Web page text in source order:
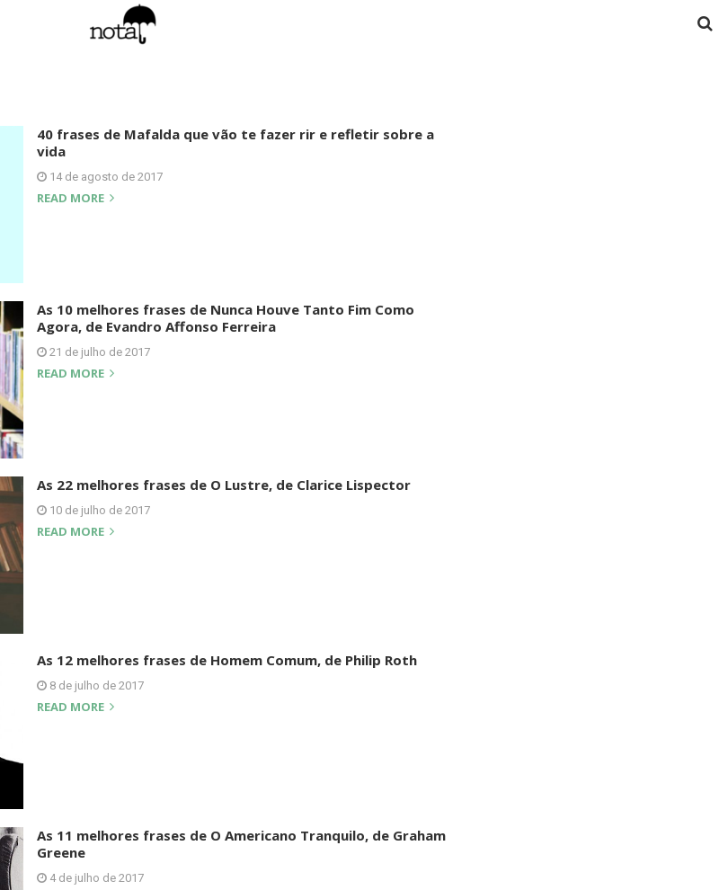
40 frases de Mafalda que vão te fazer rir e refletir sobre a
vida
14 de agosto de 2017
READ MORE
As 10 melhores frases de Nunca Houve Tanto Fim Como
Agora, de Evandro Affonso Ferreira
21 de julho de 2017
READ MORE
As 22 melhores frases de O Lustre, de Clarice Lispector
10 de julho de 2017
READ MORE
As 12 melhores frases de Homem Comum, de Philip Roth
8 de julho de 2017
READ MORE
As 11 melhores frases de O Americano Tranquilo, de Graham
Greene
4 de julho de 2017